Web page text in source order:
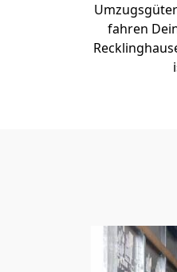
fahren